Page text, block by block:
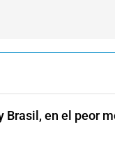
Brasil, en el peor